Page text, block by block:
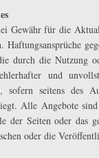
Gewähr für die
Haftungsansprüche
durch die Nutzung
und
sofern seitens
Alle Angebote
der Seiten oder das
oder die